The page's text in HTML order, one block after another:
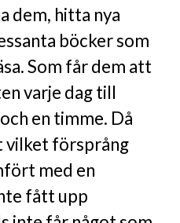
dem, hitta nya
böcker som
Som får dem att
varje dag till
en timme. Då
vilket försprång
med en
fått upp